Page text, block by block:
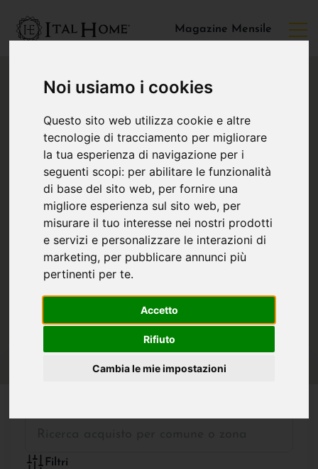
Noi usiamo i cookies
Questo sito web utilizza cookie e altre
tecnologie di tracciamento per migliorare
la tua esperienza di navigazione per i
seguenti scopi: per abilitare le funzionalità
di base del sito web, per fornire una
migliore esperienza sul sito web, per
misurare il tuo interesse nei nostri prodotti
e servizi e personalizzare le interazioni di
marketing, per pubblicare annunci più
pertinenti per te.
Accetto
Rifiuto
Cambia le mie impostazioni
Magazine Mensile
Filtri